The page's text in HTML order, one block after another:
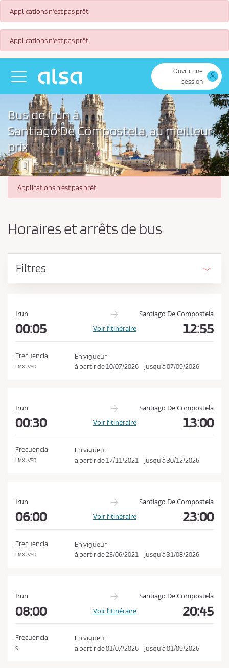
Applications n'est pas prêt.
Saut au contenu principal
Applications n'est pas prêt.
Toggle navigation
Ouvrir une
session
Bus de Irun à
Santiago De Compostela, au meilleur
prix
Applications n'est pas prêt.
Horaires et arrêts de bus
Irun Santiago De Compostela
00:05 Voir l’itinéraire 12:55
Frecuencia
LMXJVSD
En vigueur
à partir de10/07/2026 jusqu’à 07/09/2026
Irun Santiago De Compostela
00:30 Voir l’itinéraire 13:00
Frecuencia
LMXJVSD
En vigueur
à partir de17/11/2021 jusqu’à 30/12/2026
Irun Santiago De Compostela
06:00 Voir l’itinéraire 23:00
Frecuencia
LMXJVSD
En vigueur
à partir de25/06/2021 jusqu’à 31/08/2026
Irun Santiago De Compostela
08:00 Voir l’itinéraire 20:45
Frecuencia
S
En vigueur
à partir de01/07/2026 jusqu’à 01/09/2026
Filtres